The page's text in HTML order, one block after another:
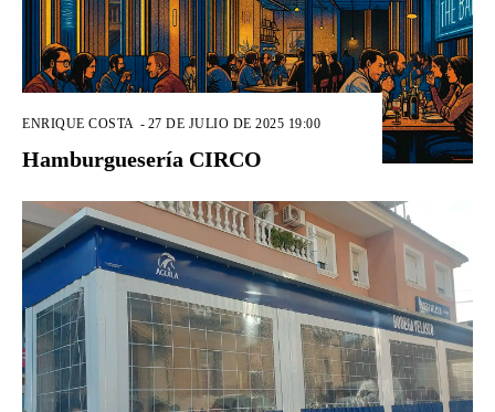
ENRIQUE COSTA - 27 DE JULIO DE 2025 19:00
Hamburguesería CIRCO